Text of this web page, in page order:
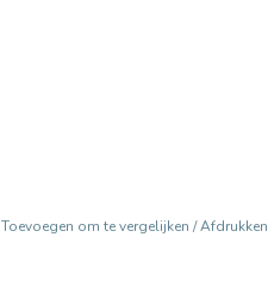
Toevoegen om te vergelijken /Afdrukken